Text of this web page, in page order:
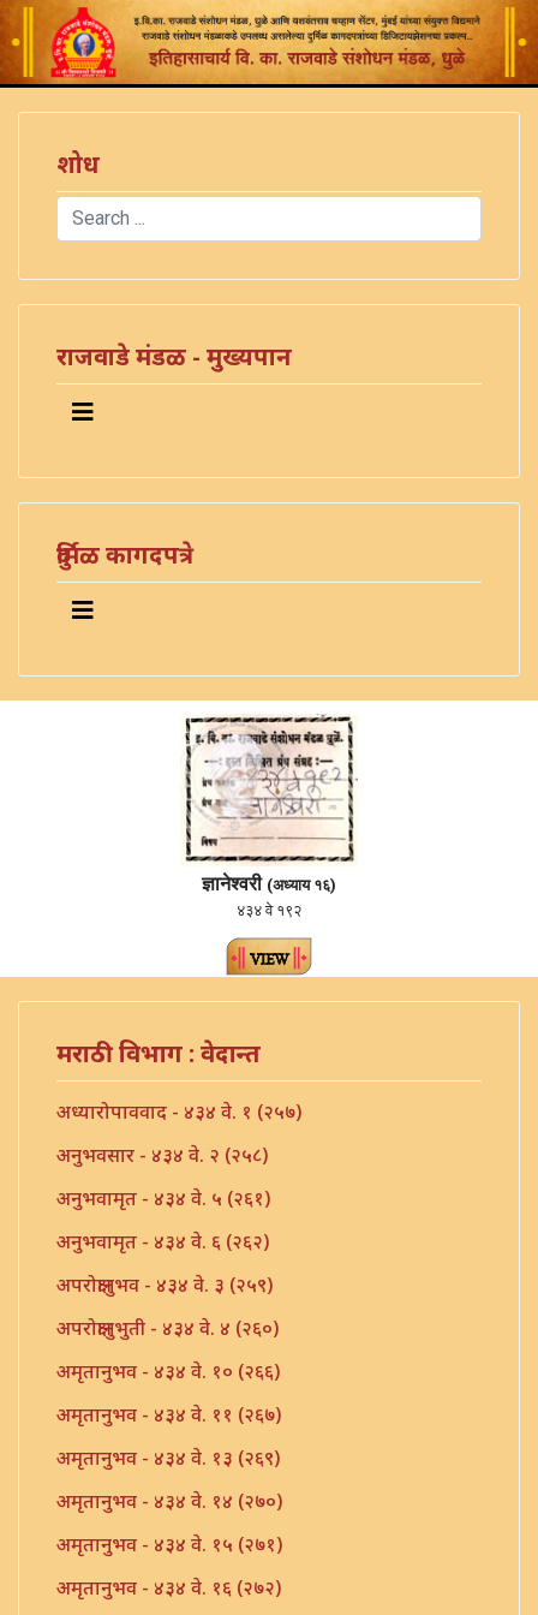
शोध
Search
राजवाडे मंडळ - मुख्यपान
दुर्मिळ कागदपत्रे
ज्ञानेश्वरी (अध्याय १६)
४३४ वे १९२
मराठी विभाग : वेदान्त
अध्यारोपाववाद - ४३४ वे. १ (२५७)
अनुभवसार - ४३४ वे. २ (२५८)
अनुभवामृत - ४३४ वे. ५ (२६१)
अनुभवामृत - ४३४ वे. ६ (२६२)
अपरोक्षानुभव - ४३४ वे. ३ (२५९)
अपरोक्षानुभुती - ४३४ वे. ४ (२६०)
अमृतानुभव - ४३४ वे. १० (२६६)
अमृतानुभव - ४३४ वे. ११ (२६७)
अमृतानुभव - ४३४ वे. १३ (२६९)
अमृतानुभव - ४३४ वे. १४ (२७०)
अमृतानुभव - ४३४ वे. १५ (२७१)
अमृतानुभव - ४३४ वे. १६ (२७२)